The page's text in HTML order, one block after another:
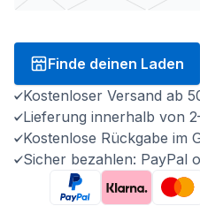
Finde deinen Laden
Kostenloser Versand ab
Lieferung innerhalb von
Kostenlose Rückgabe im
Sicher bezahlen: PayPal